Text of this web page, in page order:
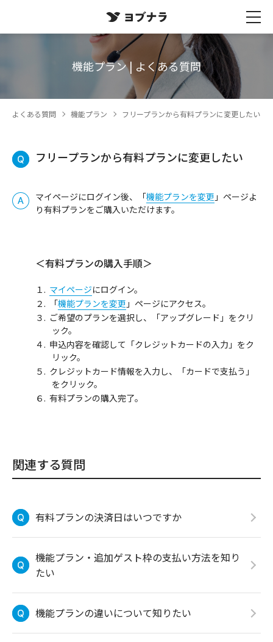
機能プラン | よくある質問
よくある質問 機能プラン フリープランから有料プランに変更したい
フリープランから有料プランに変更したい
マイページにログイン後、「機能プランを変更 」ページよ
り有料プランをご購入いただけます。
＜有料プランの購入手順＞
マイページにログイン。
「機能プランを変更 」ページにアクセス。
ご希望のプランを選択し、「アップグレード」をクリ
ック。
申込内容を確認して「クレジットカードの入力」をク
リック。
クレジットカード情報を入力し、「カードで支払う」
をクリック。
有料プランの購入完了。
関連する質問
有料プランの決済日はいつですか
機能プラン・追加ゲスト枠の支払い方法を知り
たい
機能プランの違いについて知りたい